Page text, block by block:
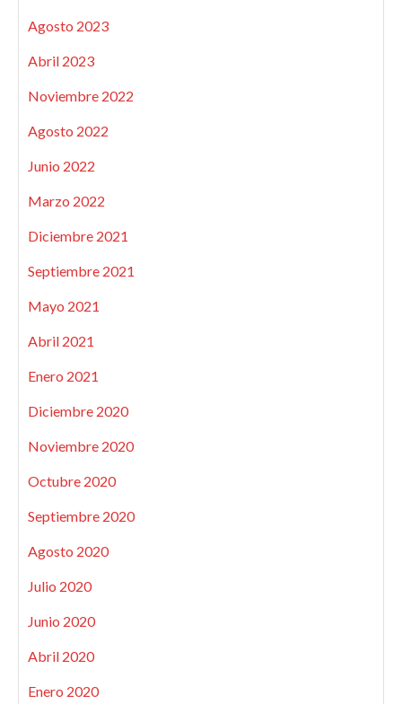
Agosto 2023
Abril 2023
Noviembre 2022
Agosto 2022
Junio 2022
Marzo 2022
Diciembre 2021
Septiembre 2021
Mayo 2021
Abril 2021
Enero 2021
Diciembre 2020
Noviembre 2020
Octubre 2020
Septiembre 2020
Agosto 2020
Julio 2020
Junio 2020
Abril 2020
Enero 2020